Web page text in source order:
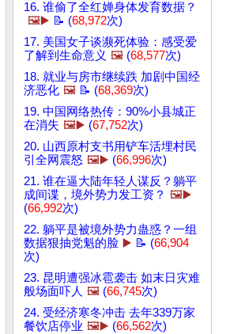
16. 谁偷了全红婵身体发育数据？
🖼️▶️ 📝 (68,972次)
17. 美国女子谈濒死体验：感受爱
了解到生命意义 🖼️ (68,577次)
18. 就业与房市继续跌 加剧中国经
济恶化 🖼️ 📝 (68,369次)
19. 中国网络热传：90%小县城正
在消失 🖼️▶️ (67,752次)
20. 山西原村支书用铲车活埋村民
引全网震怒 🖼️▶️ (66,996次)
21. 谁在逼大陆年轻人谋反？躺平
成间谍，境外势力发工资？ 🖼️▶️
(66,992次)
22. 躺平是被境外势力蛊惑？一组
数据狠抽党魁的脸 ▶️ 📝 (66,904
次)
23. 昆明遭强冰雹袭击 如末日灾难
般场面吓人 🖼️ (66,745次)
24. 受经济寒冬冲击 去年339万家
餐饮店停业 🖼️▶️ (66,562次)